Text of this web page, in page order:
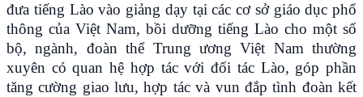
đưa tiếng Lào vào giảng dạy tại các cơ sở giáo dục phổ
thông của Việt Nam, bồi dưỡng tiếng Lào cho một số
bộ, ngành, đoàn thể Trung ương Việt Nam thường
xuyên có quan hệ hợp tác với đối tác Lào, góp phần
tăng cường giao lưu, hợp tác và vun đắp tình đoàn kết